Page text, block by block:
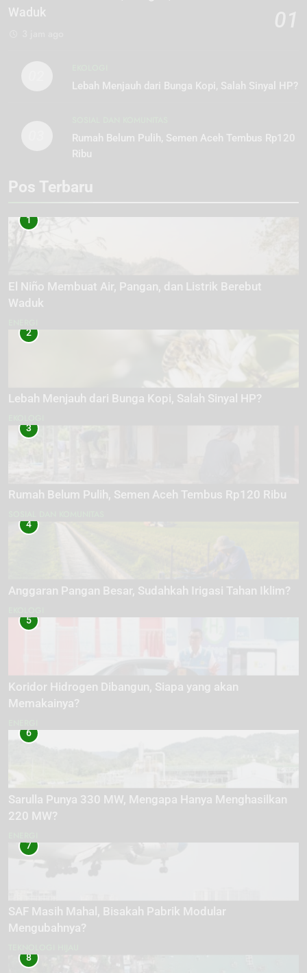
Waduk
Lebah Menjauh dari Bunga Kopi, Salah Sinyal HP?
Rumah Belum Pulih, Semen Aceh Tembus Rp120
Ribu
Pos Terbaru
1
El Niño Membuat Air, Pangan, dan Listrik Berebut
Waduk
2
Lebah Menjauh dari Bunga Kopi, Salah Sinyal HP?
3
Rumah Belum Pulih, Semen Aceh Tembus Rp120 Ribu
4
Anggaran Pangan Besar, Sudahkah Irigasi Tahan Iklim?
5
Koridor Hidrogen Dibangun, Siapa yang akan
Memakainya?
6
Sarulla Punya 330 MW, Mengapa Hanya Menghasilkan
220 MW?
7
SAF Masih Mahal, Bisakah Pabrik Modular
Mengubahnya?
8